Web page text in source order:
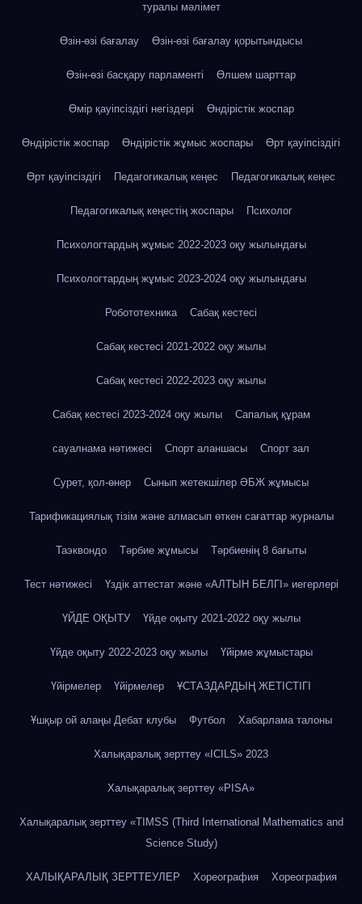
туралы мәлімет
Өзін-өзі бағалау Өзін-өзі бағалау қорытындысы
Өзін-өзі басқару парламенті Өлшем шарттар
Өмір қауіпсіздігі негіздері Өндірістік жоспар
Өндірістік жоспар Өндірістік жұмыс жоспары Өрт қауіпсіздігі
Өрт қауіпсіздігі Педагогикалық кеңес Педагогикалық кеңес
Педагогикалық кеңестің жоспары Психолог
Психологтардың жұмыс 2022-2023 оқу жылындағы
Психологтардың жұмыс 2023-2024 оқу жылындағы
Робототехника Сабақ кестесі
Сабақ кестесі 2021-2022 оқу жылы
Сабақ кестесі 2022-2023 оқу жылы
Сабақ кестесі 2023-2024 оқу жылы Сапалық құрам
сауалнама нәтижесі Спорт аланшасы Спорт зал
Сурет, қол-өнер Сынып жетекшілер ӘБЖ жұмысы
Тарификациялық тізім және алмасып өткен сағаттар журналы
Таэквондо Тәрбие жұмысы Тәрбиенің 8 бағыты
Тест нәтижесі Үздік аттестат және «АЛТЫН БЕЛГІ» иегерлері
ҮЙДЕ ОҚЫТУ Үйде оқыту 2021-2022 оқу жылы
Үйде оқыту 2022-2023 оқу жылы Үйірме жұмыстары
Үйірмелер Үйірмелер ҰСТАЗДАРДЫҢ ЖЕТІСТІГІ
Ұшқыр ой алаңы Дебат клубы Футбол Хабарлама талоны
Халықаралық зерттеу «IСILS» 2023
Халықаралық зерттеу «PISA»
Халықаралық зерттеу «TIMSS (Third International Mathematics and
Science Study)
ХАЛЫҚАРАЛЫҚ ЗЕРТТЕУЛЕР Хореография Хореография